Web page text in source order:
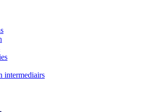
intermediairs